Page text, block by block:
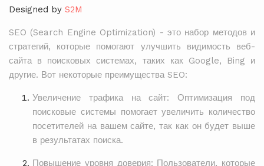
Designed by S2M
SEO (Search Engine Optimization) - это набор методов и
стратегий, которые помогают улучшить видимость веб-
сайта в поисковых системах, таких как Google, Bing и
другие. Вот некоторые преимущества SEO:
Увеличение трафика на сайт: Оптимизация под
поисковые системы помогает увеличить количество
посетителей на вашем сайте, так как он будет выше
в результатах поиска.
Повышение уровня доверия: Пользователи, которые